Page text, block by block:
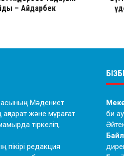
– Айдарбек
Мәдениет
ақпарат және мұрағат
тіркеліп,
редакция
би